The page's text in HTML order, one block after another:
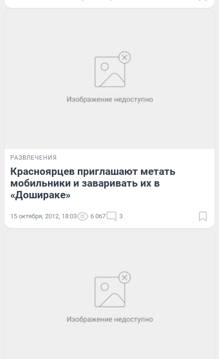
РАЗВЛЕЧЕНИЯ
Красноярцев приглашают метать
мобильники и заваривать их в
«Дошираке»
15 октября, 2012, 18:03 6 067 3